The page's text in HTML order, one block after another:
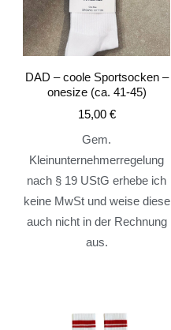
DAD – coole Sportsocken –
onesize (ca. 41-45)
15,00 €
Gem.
Kleinunternehmerregelung
nach § 19 UStG erhebe ich
keine MwSt und weise diese
auch nicht in der Rechnung
aus.